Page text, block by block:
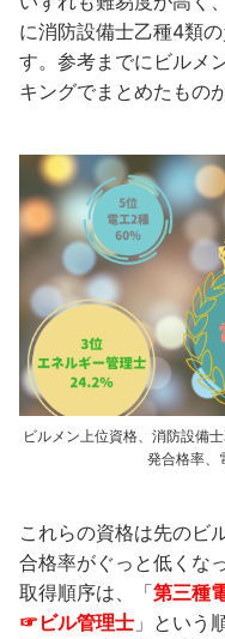
に消防設備士乙種4類
す。参考までにビルメ
キングでまとめたもの
ビルメン上位資格、消防設備
発合格率、
これらの資格は先のビ
合格率がぐっと低くな
取得順序は、「第三種
☞ビル管理士 」という